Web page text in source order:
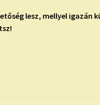
lesz, mellyel igazán